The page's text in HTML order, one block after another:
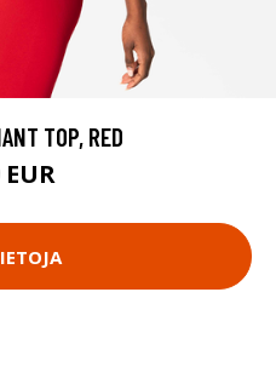
TOP, RED
EUR